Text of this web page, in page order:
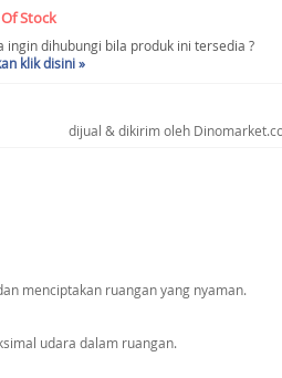
Stock
ingin dihubungi bila produk ini tersedia ?
klik disini »
dijual & dikirim oleh
menciptakan ruangan yang nyaman.
udara dalam ruangan.